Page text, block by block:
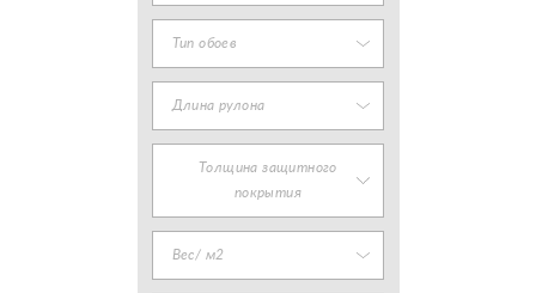
Тип обоев
Длина рулона
Толщина защитного
покрытия
Вес/ м2